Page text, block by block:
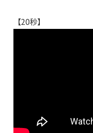
【20秒】